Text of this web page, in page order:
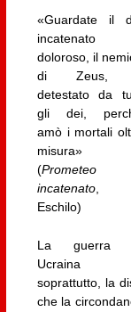
«Guardate il
incatenato
doloroso, il
di Zeus,
detestato da
gli dei,
amò i mortali
misura»
(Prometeo
incatenato,
Eschilo)
La guerra
Ucraina
soprattutto, la
che la